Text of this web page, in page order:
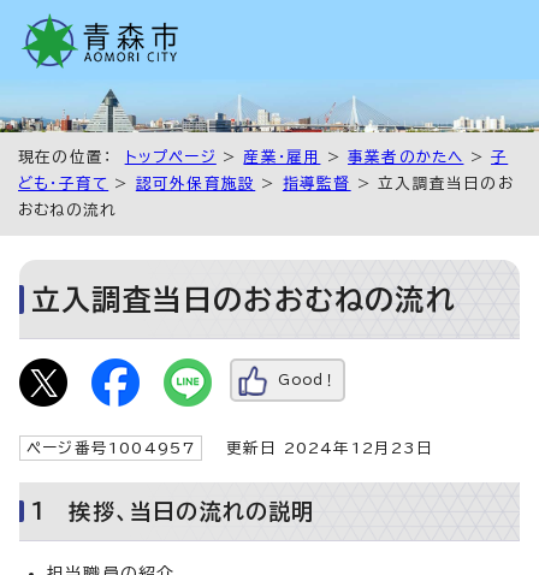
現在の位置： トップページ > 産業・雇用 >事業者のかたへ >子
ども・子育て
> 認可外保育施設 > 指導監督
> 立入調査当日のお
おむねの流れ
立入調査当日のおおむねの流れ
Good！
ページ番号1004957 更新日 2024年12月23日
1 挨拶、当日の流れの説明